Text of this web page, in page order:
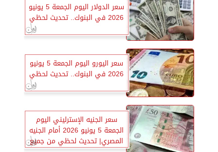
سعر الدولار اليوم الجمعة 5 يونيو
2026 في البنوك.. تحديث لحظي
سعر اليورو اليوم الجمعة 5 يونيو
2026 في البنوك.. تحديث لحظي
سعر الجنيه الإسترليني اليوم
الجمعة 5 يونيو 2026 أمام الجنيه
المصري| تحديث لحظي من جميع